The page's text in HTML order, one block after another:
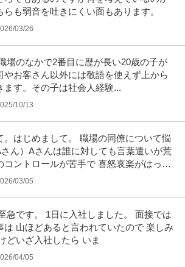
も弱音を吐きにくい面もあります。
03/26
場のなかで2番目に歴が長い20歳の子が
やお客さん以外には敬語を使えず上から
ます。その子は社会人経験...
10/13
。はじめまして。 職場の同僚について悩
ん）Aさんは誰に対しても言葉遣いが荒
コントロールが苦手で 喜怒哀楽がはっき
が 03/05
急です。 1日に入社しました。 面接では
は 山ほどあると言われていたので 楽しみ
どいざ入社したら いま
04/05